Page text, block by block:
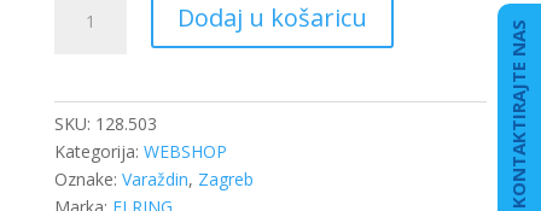
BAKRENA
Dodaj u košaricu
SKU: 128.503
Kategorija: WEBSHOP
Oznake: Varaždin, Zagreb
KONTAKTIRAJTE NAS